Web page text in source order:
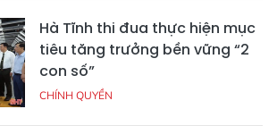
Hà Tĩnh thi đua thực hiện mục
tiêu tăng trưởng bền vững “2
con số”
CHÍNH QUYỀN